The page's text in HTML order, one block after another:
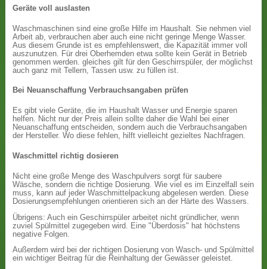
Geräte voll auslasten
Waschmaschinen sind eine große Hilfe im Haushalt. Sie nehmen viel
Arbeit ab, verbrauchen aber auch eine nicht geringe Menge Wasser.
Aus diesem Grunde ist es empfehlenswert, die Kapazität immer voll
auszunutzen. Für drei Oberhemden etwa sollte kein Gerät in Betrieb
genommen werden. gleiches gilt für den Geschirrspüler, der möglichst
auch ganz mit Tellern, Tassen usw. zu füllen ist.
Bei Neuanschaffung Verbrauchsangaben prüfen
Es gibt viele Geräte, die im Haushalt Wasser und Energie sparen
helfen. Nicht nur der Preis allein sollte daher die Wahl bei einer
Neuanschaffung entscheiden, sondern auch die Verbrauchsangaben
der Hersteller. Wo diese fehlen, hilft vielleicht gezieltes Nachfragen.
Waschmittel richtig dosieren
Nicht eine große Menge des Waschpulvers sorgt für saubere
Wäsche, sondern die richtige Dosierung. Wie viel es im Einzelfall sein
muss, kann auf jeder Waschmittelpackung abgelesen werden. Diese
Dosierungsempfehlungen orientieren sich an der Härte des Wassers.
Übrigens: Auch ein Geschirrspüler arbeitet nicht gründlicher, wenn
zuviel Spülmittel zugegeben wird. Eine "Überdosis" hat höchstens
negative Folgen.
Außerdem wird bei der richtigen Dosierung von Wasch- und Spülmittel
ein wichtiger Beitrag für die Reinhaltung der Gewässer geleistet.